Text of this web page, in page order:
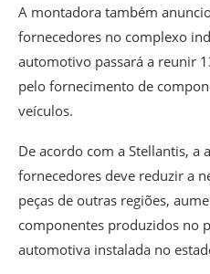
A montadora também
fornecedores no complexo
automotivo passará a reunir
pelo fornecimento de
veículos.
De acordo com a Stellantis, a
fornecedores deve reduzir a
peças de outras regiões,
componentes produzidos no
automotiva instalada no